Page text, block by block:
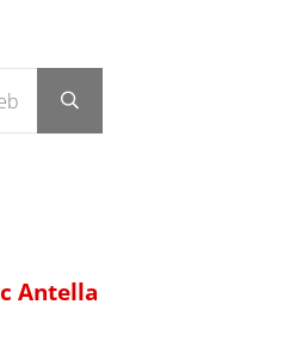
Submit search
Antella